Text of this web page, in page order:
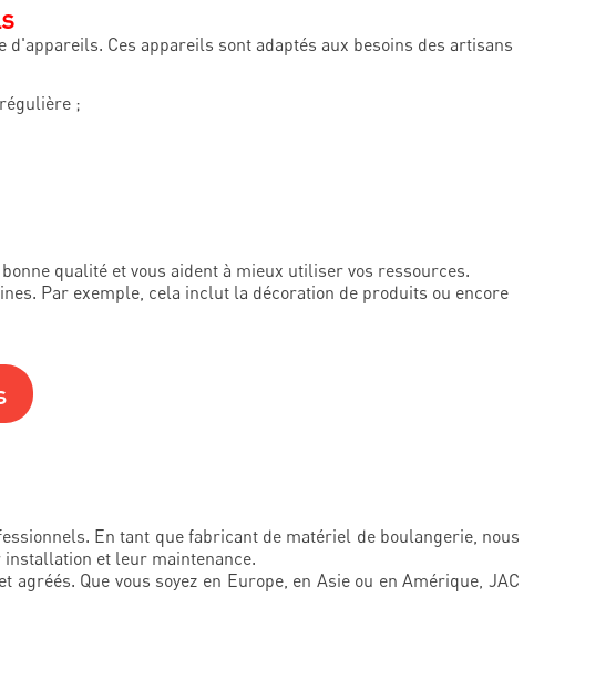
Ces appareils sont adaptés aux besoins des artisans
;
qualité et vous aident à mieux utiliser vos ressources.
Par exemple, cela inclut la décoration de produits ou encore
En tant que fabricant de matériel de boulangerie, nous
et leur maintenance.
Que vous soyez en Europe, en Asie ou en Amérique, JAC